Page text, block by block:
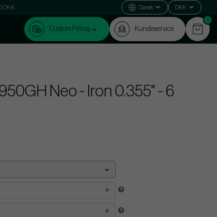
DKK Dansk DKK
Custom Fitting Kundeservice
0
Neo - Iron 0.355" - 6